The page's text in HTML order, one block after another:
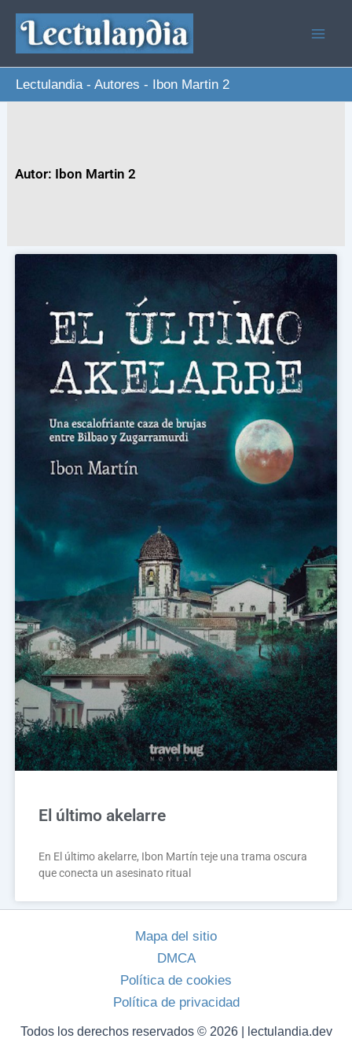
contenido
Lectulandia- Autores - Ibon Martin 2
Autor: Ibon Martin 2
El último akelarre
En El último akelarre, Ibon Martín teje una trama oscura
que conecta un asesinato ritual
Mapa del sitio
DMCA
Política de cookies
Política de privacidad
Todos los derechos reservados © 2026 | lectulandia.dev